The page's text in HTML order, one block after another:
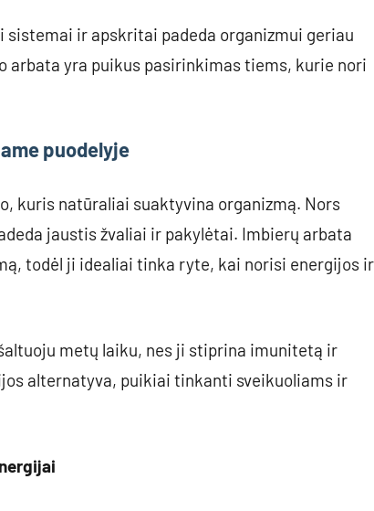
ir apskritai padeda organizmui geriau
arbata yra puikus pasirinkimas tiems, kurie nori
puodelyje
kuris natūraliai suaktyvina organizmą. Nors
jaustis žvaliai ir pakylėtai. Imbierų arbata
todėl ji idealiai tinka ryte, kai norisi energijos ir
metų laiku, nes ji stiprina imunitetą ir
alternatyva, puikiai tinkanti sveikuoliams ir